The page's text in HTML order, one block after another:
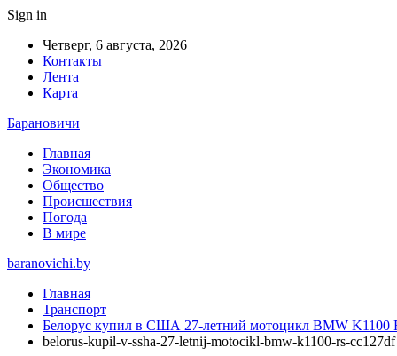
Sign in
Четверг, 6 августа, 2026
Контакты
Лента
Карта
Барановичи
Главная
Экономика
Общество
Происшествия
Погода
В мире
baranovichi.by
Главная
Транспорт
Белорус купил в США 27-летний мотоцикл BMW K1100
belorus-kupil-v-ssha-27-letnij-motocikl-bmw-k1100-rs-cc127df